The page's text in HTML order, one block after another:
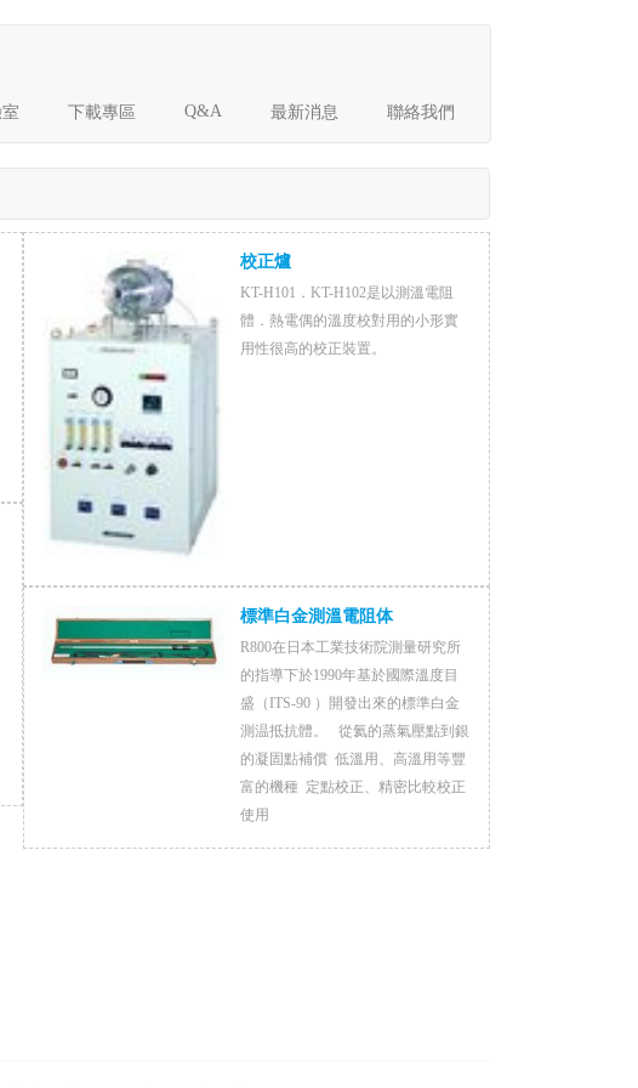
下載專區 Q&A 最新消息 聯絡我們
校正爐
KT-H101．KT-H102是以測溫電阻
體．熱電偶的溫度校對用的小形實
用性很高的校正裝置。
標準白金測溫電阻体
R800在日本工業技術院測量研究所
的指導下於1990年基於國際溫度目
盛（ITS-90 ）開發出來的標準白金
測温抵抗體。 從氦的蒸氣壓點到銀
的凝固點補償 低溫用、高溫用等豐
富的機種 定點校正、精密比較校正
使用